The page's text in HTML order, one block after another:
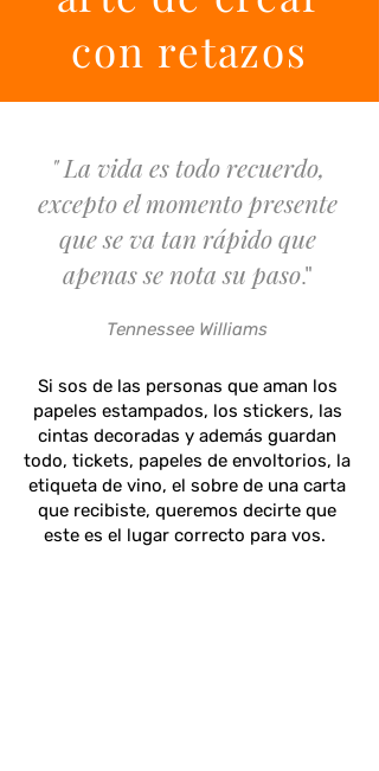
con retazos
" La vida es todo recuerdo,
excepto el momento presente
que se va tan rápido que
apenas se nota su paso."
Tennessee Williams
Si sos de las personas que aman los
papeles estampados, los stickers, las
cintas decoradas y además guardan
todo, tickets, papeles de envoltorios, la
etiqueta de vino, el sobre de una carta
que recibiste, queremos decirte que
este es el lugar correcto para vos.